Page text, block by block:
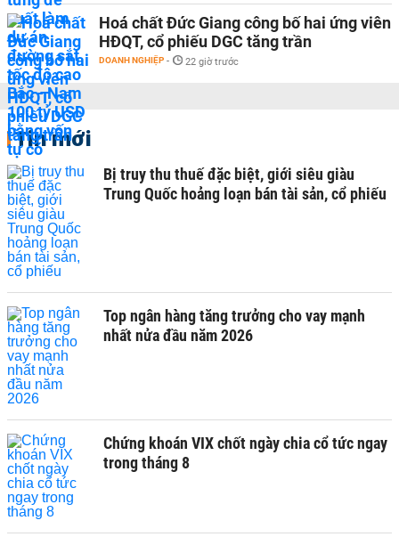
Hoá chất Đức Giang công bố hai ứng viên
HĐQT, cổ phiếu DGC tăng trần
DOANH NGHIỆP - 22 giờ trước
Tin mới
Bị truy thu thuế đặc biệt, giới siêu giàu
Trung Quốc hoảng loạn bán tài sản, cổ phiếu
Top ngân hàng tăng trưởng cho vay mạnh
nhất nửa đầu năm 2026
Chứng khoán VIX chốt ngày chia cổ tức ngay
trong tháng 8